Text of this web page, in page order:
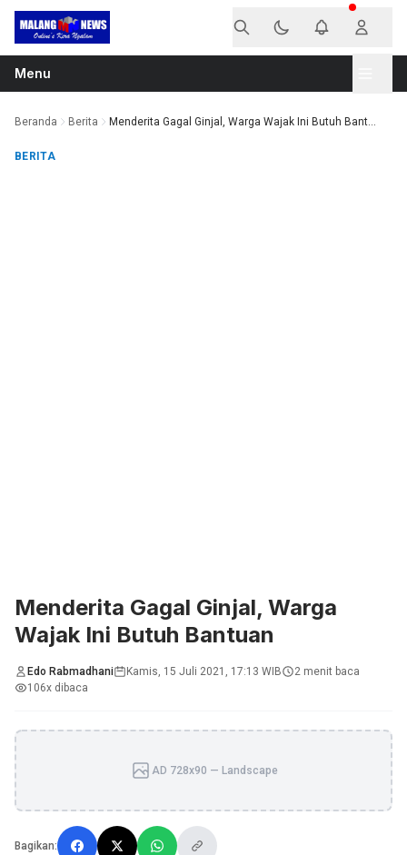
Langsung ke konten
Menu
Beranda Berita Menderita Gagal Ginjal, Warga Wajak Ini Butuh Bant...
BERITA
Menderita Gagal Ginjal, Warga
Wajak Ini Butuh Bantuan
Edo Rabmadhani Kamis, 15 Juli 2021, 17:13 WIB
2 menit baca
106x dibaca
AD 728x90 — Landscape
Bagikan: